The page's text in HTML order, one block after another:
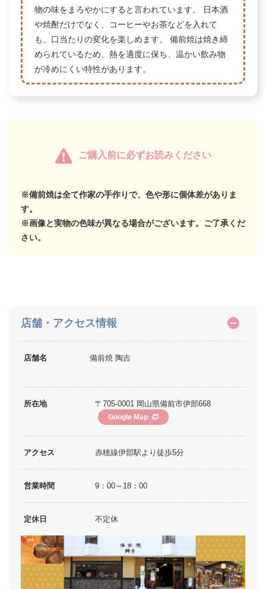
物の味をまろやかにすると言われています。 日本酒
や焼酎だけでなく、コーヒーやお茶などを入れて
も、口当たりの変化を楽しめます。 備前焼は焼き締
められているため、熱を適度に保ち、温かい飲み物
が冷めにくい特性があります。
ご購入前に必ずお読みください
※備前焼は全て作家の手作りで、色や形に個体差がありま
す。
※画像と実物の色味が異なる場合がございます。ご了承くだ
さい。
店舗・アクセス情報
店舗名 備前焼 陶吉
所在地 〒705-0001 岡山県備前市伊部668
Google Map
アクセス 赤穂線伊部駅より徒歩5分
営業時間 9：00～18：00
定休日 不定休